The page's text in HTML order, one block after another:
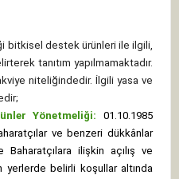
bitkisel destek ürünleri ile ilgili,
tanıtım yapılmamaktadır.
niteliğindedir. İlgili yasa ve
Yönetmeliği: 01.10.1985
ve benzeri dükkânlar
ilişkin açılış ve
belirli koşullar altında